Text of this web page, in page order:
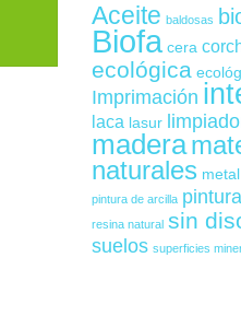
Aceite baldosas
Biofa cera
ecológica
Imprimación
laca lasur
madera
naturales metal
pintura de arcilla
resina natural sin
suelos superficies